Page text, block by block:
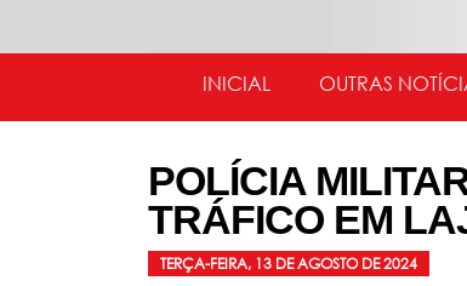
INICIAL OUTRAS
POLÍCIA
TRÁFICO EM
TERÇA-FEIRA, 13 DE AGOSTO DE 2024